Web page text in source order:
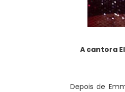
A cantora
Depois de